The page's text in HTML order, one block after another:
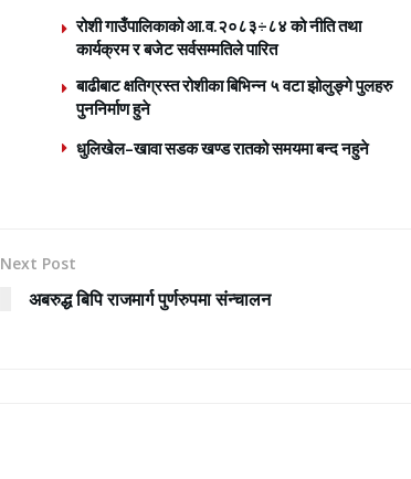
रोशी गाउँपालिकाको आ.व.२०८३÷८४ को नीति तथा
कार्यक्रम र बजेट सर्वसम्मतिले पारित
बाढीबाट क्षतिग्रस्त रोशीका बिभिन्न ५ वटा झोलुङ्गे पुलहरु
पुननिर्माण हुने
धुलिखेल–खावा सडक खण्ड रातको समयमा बन्द नहुने
Next Post
अबरुद्ध बिपि राजमार्ग पुर्णरुपमा संन्चालन